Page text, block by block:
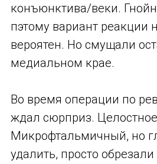
конъюнктива/веки.
пэтому вариант
вероятен. Но смущали
медиальном крае.
Во время операции по
ждал сюрприз.
Микрофтальмичный, но
удалить, просто